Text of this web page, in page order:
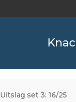
Uitslag set 3: 16/25